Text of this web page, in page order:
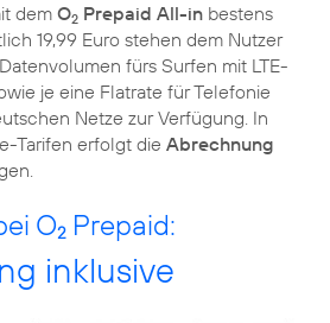
dem O2 Prepaid All-in bestens
19,99 Euro stehen dem Nutzer
fürs Surfen mit LTE-
je eine Flatrate für Telefonie
Netze zur Verfügung. In
Tarifen erfolgt die Abrechnung
O2 Prepaid:
inklusive